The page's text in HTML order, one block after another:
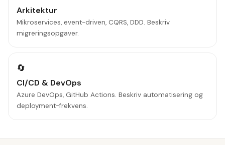
Arkitektur
Mikroservices, event-driven, CQRS, DDD. Beskriv
migreringsopgaver.
🔄
CI/CD & DevOps
Azure DevOps, GitHub Actions. Beskriv automatisering og
deployment-frekvens.